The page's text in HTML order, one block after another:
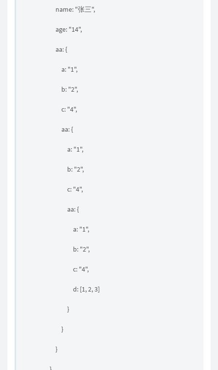
name: "张三",
age: "14",
aa: {
a: "1",
b: "2",
c: "4",
aa: {
a: "1",
b: "2",
c: "4",
aa: {
a: "1",
b: "2",
c: "4",
d: [1, 2, 3]
}
}
}